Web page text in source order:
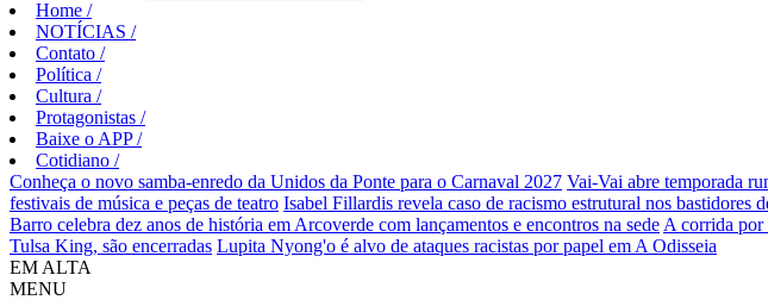
Home /
NOTÍCIAS /
Contato /
Política /
Cultura /
Protagonistas /
Baixe o APP/
Cotidiano /
Conheça o novo samba-enredo da Unidos da Ponte para o Carnaval 2027 Vai-Vai abre temporada
festivais de música e peças de teatro Isabel Fillardis revela caso de racismo estrutural nos bastidores
Barro celebra dez anos de história em Arcoverde com lançamentos e encontros na sede A corrida por
Tulsa King, são encerradas Lupita Nyong'o é alvo de ataques racistas por papel em A Odisseia
EM ALTA
MENU